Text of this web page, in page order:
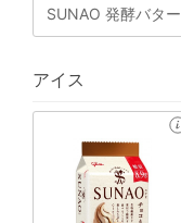
SUNAO 発酵バター
アイス